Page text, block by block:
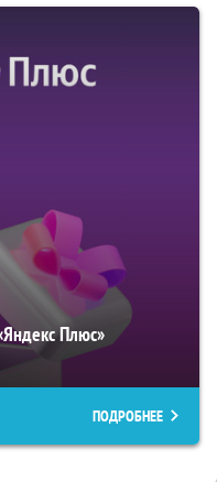
Плюс»
ПОДРОБНЕЕ